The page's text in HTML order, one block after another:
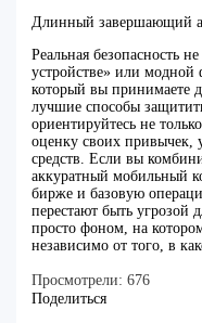
Длинный завершающий
Реальная безопасность
устройстве» или
который вы принимаете
лучшие способы
ориентируйтесь не
оценку своих привычек,
средств. Если вы
аккуратный мобильный
бирже и базовую
перестают быть угрозой
просто фоном, на
независимо от того, в
Просмотрели: 676
Поделиться